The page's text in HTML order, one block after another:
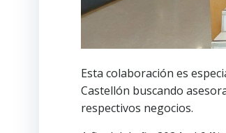
Esta colaboración es
Castellón buscando
respectivos negocios.